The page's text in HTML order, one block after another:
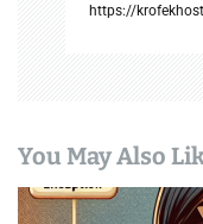
https://
You May Also